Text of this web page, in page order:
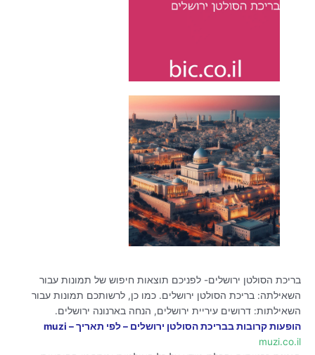
בריכת הסולטן ירושלים- לפניכם תוצאות חיפוש של תמונות עבור
השאילתה: בריכת הסולטן ירושלים. כמו כן, לרשותכם תמונות עבור
השאילתות: דרושים עיריית ירושלים, הנחה בארנונה ירושלים.
הופעות קרובות בבריכת הסולטן ירושלים – לפי תאריך – muzi
muzi.co.il